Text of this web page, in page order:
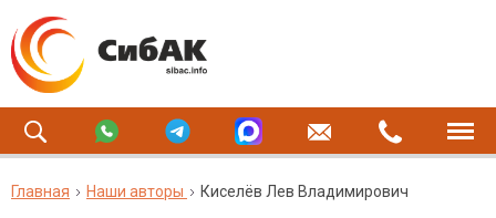
Главная Наши авторы Киселёв Лев Владимирович